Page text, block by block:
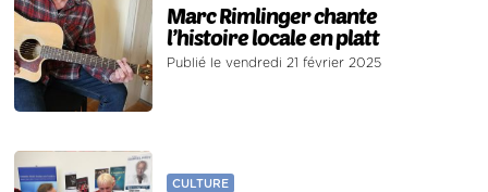
Marc Rimlinger chante
l’histoire locale en platt
Publié le vendredi 21 février 2025
CULTURE